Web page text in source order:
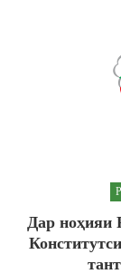
Дар ноҳияи